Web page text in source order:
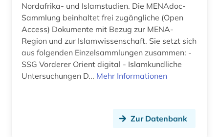
zentralasien (16)
Nordafrika- und Islamstudien. Die MENAdoc-
Sammlung beinhaltet frei zugängliche (Open
Access) Dokumente mit Bezug zur MENA-
Region und zur Islamwissenschaft. Sie setzt sich
aus folgenden Einzelsammlungen zusammen: -
SSG Vorderer Orient digital - Islamkundliche
Untersuchungen D... Mehr Informationen
Zur Datenbank